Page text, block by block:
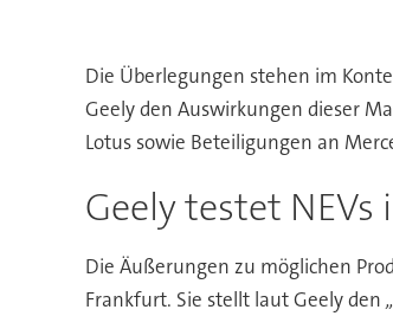
Die Überlegungen stehen im
Geely den Auswirkungen dieser
Lotus sowie Beteiligungen an
Geely testet
Die Äußerungen zu möglichen
Frankfurt. Sie stellt laut Geely den